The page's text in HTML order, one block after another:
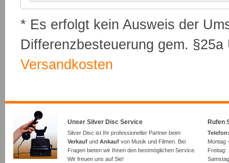
* Es erfolgt kein Ausweis der
Differenzbesteuerung gem.
Versandkosten
Unser Silver Disc Service
Silver Disc ist Ihr professioneller Partner beim
Verkauf und Ankauf von Musik und Filmen. Bei
Fragen bieten wir Ihnen den bestmöglichen Service.
Wir freuen uns auf Sie!
Rufen
Montag